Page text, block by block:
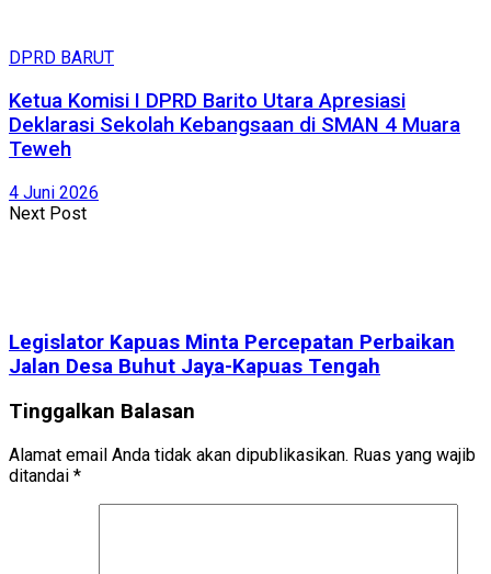
DPRD BARUT
Ketua Komisi I DPRD Barito Utara Apresiasi
Deklarasi Sekolah Kebangsaan di SMAN 4 Muara
Teweh
4 Juni 2026
Next Post
Legislator Kapuas Minta Percepatan Perbaikan
Jalan Desa Buhut Jaya-Kapuas Tengah
Tinggalkan Balasan
Alamat email Anda tidak akan dipublikasikan. Ruas yang wajib
ditandai *